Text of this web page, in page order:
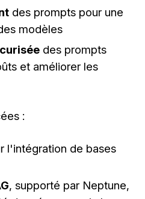
des prompts pour une
modèles
des prompts
et améliorer les
:
l'intégration de bases
, supporté par Neptune,